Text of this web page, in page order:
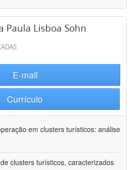
Paula Lisboa Sohn
E-mail
Currículo
em clusters turísticos: análise
clusters turísticos, caracterizados